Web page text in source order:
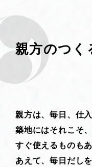
親方のつく
親方は、毎日、仕
築地にはそれこそ
すぐ使えるものもあ
あえて、毎日だし